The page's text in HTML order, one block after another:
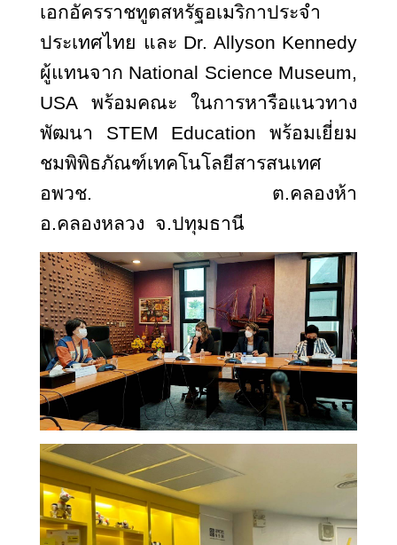
เอกอัครราชทูตสหรัฐอเมริกาประจำ
ประเทศไทย และ Dr. Allyson Kennedy
ผู้แทนจาก National Science Museum,
USA พร้อมคณะ ในการหารือแนวทาง
พัฒนา STEM Education พร้อมเยี่ยม
ชมพิพิธภัณฑ์เทคโนโลยีสารสนเทศ
อพวช. ต.คลองห้า
อ.คลองหลวง จ.ปทุมธานี